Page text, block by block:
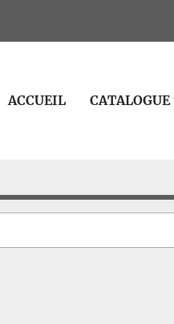
ACCUEIL CATALOGUE